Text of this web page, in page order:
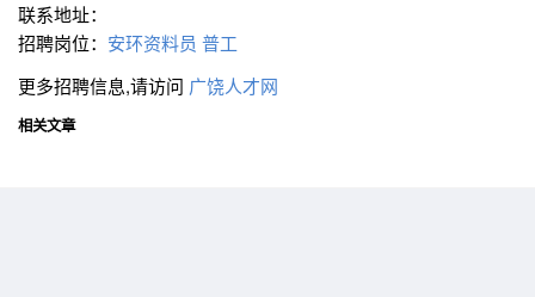
联系地址：
招聘岗位： 安环资料员 普工
更多招聘信息,请访问 广饶人才网
相关文章